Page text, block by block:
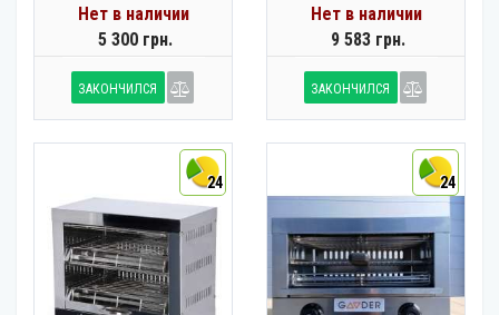
Нет в наличии
5 300 грн.
ЗАКОНЧИЛСЯ
Нет в наличии
9 583 грн.
ЗАКОНЧИЛСЯ
24 24